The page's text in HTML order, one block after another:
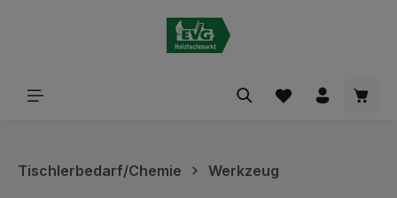
Tischlerbedarf/Chemie Werkzeug